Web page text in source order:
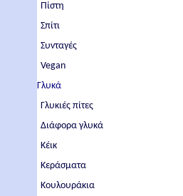
Πίστη
Σπίτι
Συνταγές
Vegan
Γλυκά
Γλυκιές πίτες
Διάφορα γλυκά
Κέικ
Κεράσματα
Κουλουράκια